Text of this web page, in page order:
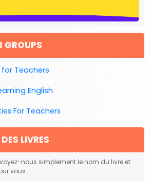
GROUPS
Teachers
English
For Teachers
LIVRES
nous simplement le nom du livre et
vous.